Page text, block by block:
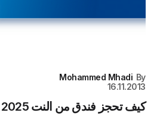
By
Mohammed Mhadi
16.11.2013
كيف تحجز فندق من النت 2025 |العرب المسافرون